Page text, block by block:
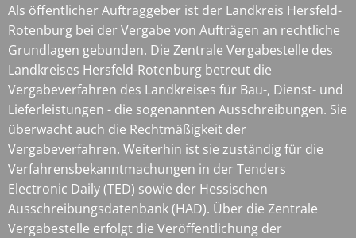
Als öffentlicher Auftraggeber ist der Landkreis Hersfeld-
Rotenburg bei der Vergabe von Aufträgen an rechtliche
Grundlagen gebunden. Die Zentrale Vergabestelle des
Landkreises Hersfeld-Rotenburg betreut die
Vergabeverfahren des Landkreises für Bau-, Dienst- und
Lieferleistungen - die sogenannten Ausschreibungen. Sie
überwacht auch die Rechtmäßigkeit der
Vergabeverfahren. Weiterhin ist sie zuständig für die
Verfahrensbekanntmachungen in der Tenders
Electronic Daily (TED) sowie der Hessischen
Ausschreibungsdatenbank (HAD). Über die Zentrale
Vergabestelle erfolgt die Veröffentlichung der